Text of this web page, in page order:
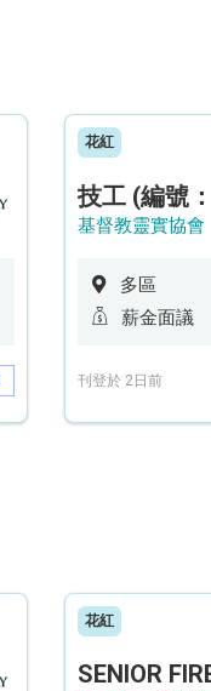
花紅
基督教靈實協會
多區
薪金面議
刊登於 2日前
花紅